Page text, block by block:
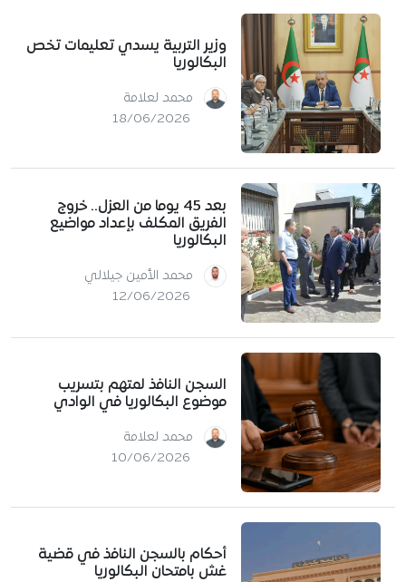
وزير التربية يسدي تعليمات تخص
البكالوريا
محمد لعلامة
18/06/2026
بعد 45 يوما من العزل.. خروج
الفريق المكلف بإعداد مواضيع
البكالوريا
محمد الأمين جيلالي
12/06/2026
السجن النافذ لمتهم بتسريب
موضوع البكالوريا في الوادي
محمد لعلامة
10/06/2026
أحكام بالسجن النافذ في قضية
غش بامتحان البكالوريا